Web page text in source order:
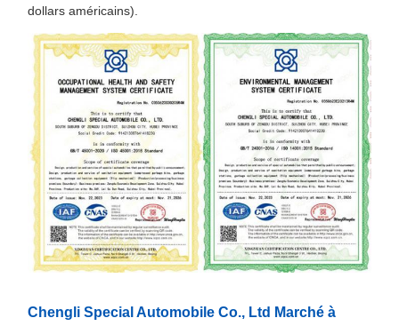
dollars américains).
Chengli Special Automobile Co., Ltd Marché à